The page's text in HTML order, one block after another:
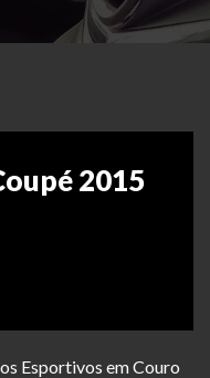
2015
Esportivos em Couro